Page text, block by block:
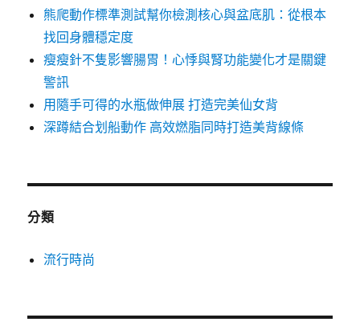
熊爬動作標準測試幫你檢測核心與盆底肌：從根本
找回身體穩定度
瘦瘦針不隻影響腸胃！心悸與腎功能變化才是關鍵
警訊
用隨手可得的水瓶做伸展 打造完美仙女背
深蹲結合划船動作 高效燃脂同時打造美背線條
分類
流行時尚